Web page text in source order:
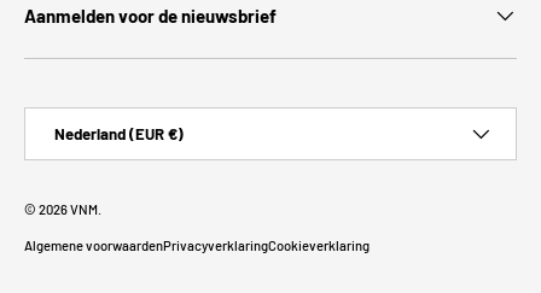
Aanmelden voor de nieuwsbrief
Nederland (EUR €)
© 2026VNM
Algemene voorwaardenPrivacyverklaringCookieverklaring